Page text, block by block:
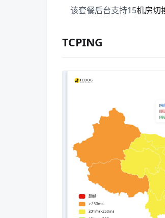
该套餐后台支持15机房切
TCPING